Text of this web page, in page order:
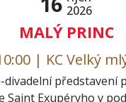
2026
MALÝ PRINC
| KC Velký
divadelní představení
Saint Exupéryho v